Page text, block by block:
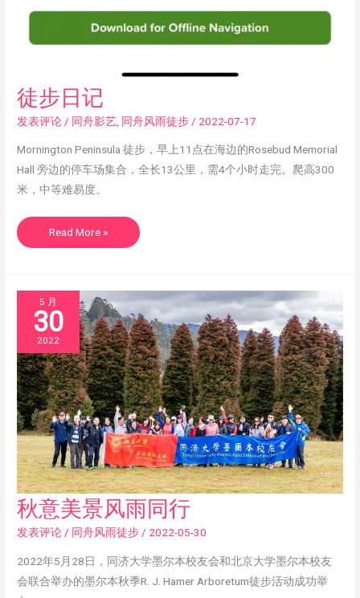
徒步日记
发表评论 / 同舟影艺 同舟风雨徒步 / 2022-07-17
Mornington Peninsula 徒步，早上11点在海边的Rosebud Memorial
Hall 旁边的停车场集合，全长13公里，需4个小时走完。爬高300
米，中等难易度。
徒
步
日
记
Read More »
5 月
30
2022
秋意美景风雨同行
发表评论 / 同舟风雨徒步 / 2022-05-30
2022年5月28日，同济大学墨尔本校友会和北京大学墨尔本校友
会联合举办的墨尔本秋季R. J. Hamer Arboretum徒步活动成功举
秋
意
美
景
风
同
行